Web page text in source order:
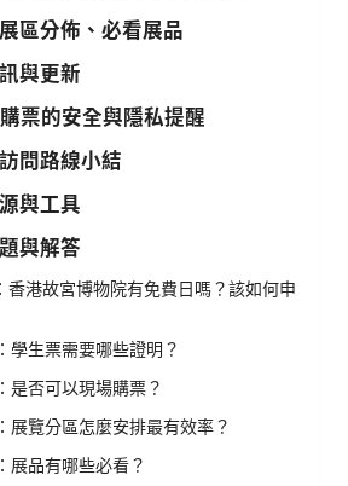
區分佈、必看展品
與更新
票的安全與隱私提醒
問路線小結
與工具
與解答
香港故宮博物院有免費日嗎？該如何申
學生票需要哪些證明？
是否可以現場購票？
展覽分區怎麼安排最有效率？
展品有哪些必看？